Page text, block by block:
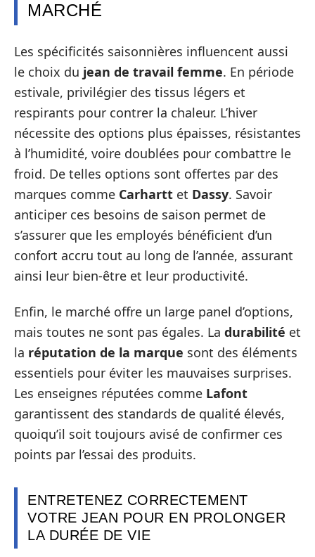
MARCHÉ
Les spécificités saisonnières influencent aussi
le choix du jean de travail femme. En période
estivale, privilégier des tissus légers et
respirants pour contrer la chaleur. L’hiver
nécessite des options plus épaisses, résistantes
à l’humidité, voire doublées pour combattre le
froid. De telles options sont offertes par des
marques comme Carhartt et Dassy. Savoir
anticiper ces besoins de saison permet de
s’assurer que les employés bénéficient d’un
confort accru tout au long de l’année, assurant
ainsi leur bien-être et leur productivité.
Enfin, le marché offre un large panel d’options,
mais toutes ne sont pas égales. La durabilité et
la réputation de la marque sont des éléments
essentiels pour éviter les mauvaises surprises.
Les enseignes réputées comme Lafont
garantissent des standards de qualité élevés,
quoiqu’il soit toujours avisé de confirmer ces
points par l’essai des produits.
ENTRETENEZ CORRECTEMENT
VOTRE JEAN POUR EN PROLONGER
LA DURÉE DE VIE